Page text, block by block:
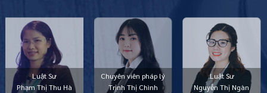
Luật Sư
Phạm Thị Thu Hà
Chuyên viên pháp lý
Trịnh Thị Chình
Luật Sư
Nguyễn Thị Ngàn